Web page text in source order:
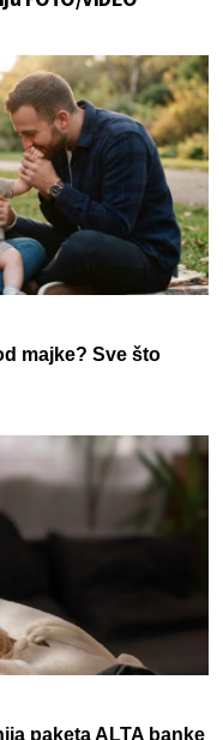
majke? Sve što
paketa ALTA banke